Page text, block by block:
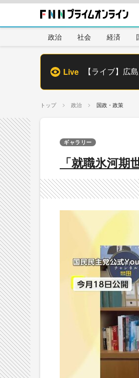
政治 社会 経済
Live 【ライブ】広
トップ 政治 国政・政策
「就職氷河
ギャラリー